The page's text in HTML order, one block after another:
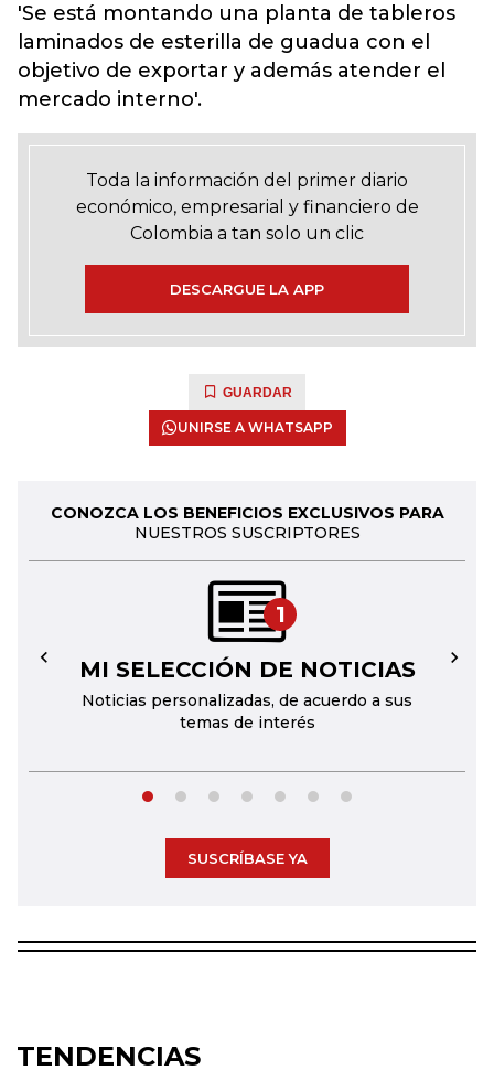
'Se está montando una planta de tableros
laminados de esterilla de guadua con el
objetivo de exportar y además atender el
mercado interno'.
Toda la información del primer diario
económico, empresarial y financiero de
Colombia a tan solo un clic
DESCARGUE LA APP
GUARDAR
UNIRSE A WHATSAPP
CONOZCA LOS BENEFICIOS EXCLUSIVOS PARA
NUESTROS SUSCRIPTORES
1
MI SELECCIÓN DE NOTICIAS
Noticias personalizadas, de acuerdo a sus
temas de interés
← →
SUSCRÍBASE YA
TENDENCIAS